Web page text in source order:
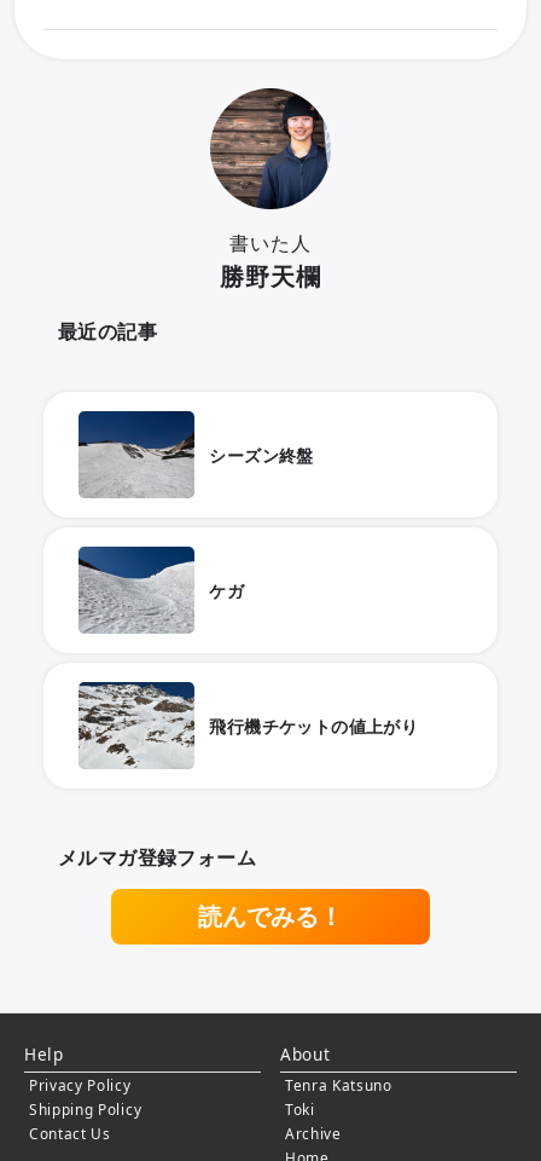
書いた人
勝野天欄
最近の記事
シーズン終盤
ケガ
飛行機チケットの値上がり
メルマガ登録フォーム
読んでみる！
Help
Privacy Policy
Shipping Policy
Contact Us
About
Tenra Katsuno
Toki
Archive